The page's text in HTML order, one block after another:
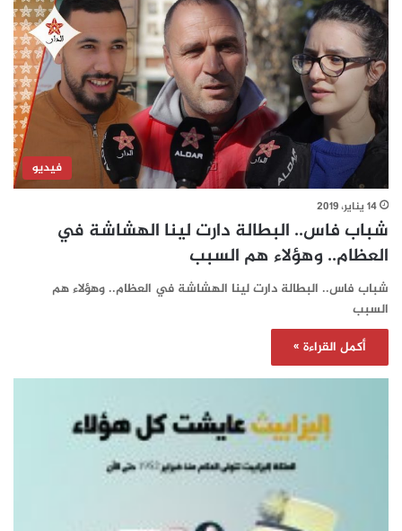
فيديو
14 يناير، 2019
شباب فاس.. البطالة دارت لينا الهشاشة في
العظام.. وهؤلاء هم السبب
شباب فاس.. البطالة دارت لينا الهشاشة في العظام.. وهؤلاء هم
السبب
أكمل القراءة »